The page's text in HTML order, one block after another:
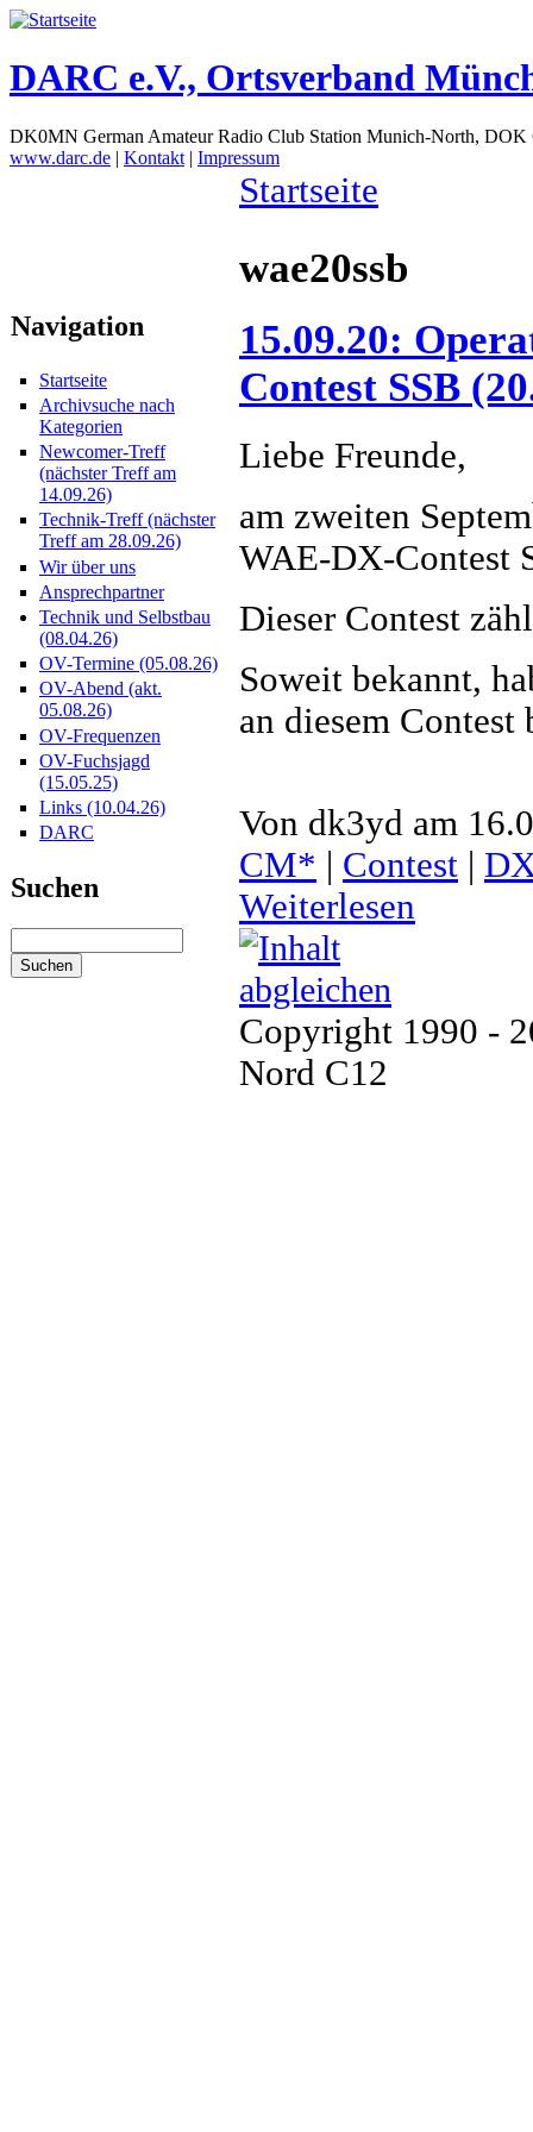
DARC e.V., Ortsverband
DK0MN German Amateur Radio Club Station Munich-North,
www.darc.de | Kontakt | Impressum
Navigation
Startseite
Archivsuche nach
Kategorien
Newcomer-Treff
(nächster Treff am
14.09.26)
Technik-Treff (nächster
Treff am 28.09.26)
Wir über uns
Ansprechpartner
Technik und Selbstbau
(08.04.26)
OV-Termine (05.08.26)
OV-Abend (akt.
05.08.26)
OV-Frequenzen
OV-Fuchsjagd
(15.05.25)
Links (10.04.26)
DARC
Suchen
Startseite
wae20ssb
15.09.20:
Contest SSB
Liebe Freunde,
am zweiten
WAE-DX-Contest
Dieser Contest
Soweit bekannt,
an diesem
Von dk3yd am
CM* | Contest |
Weiterlesen
Copyright 1990 -
Nord C12